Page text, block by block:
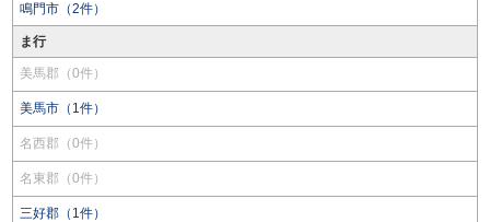
鳴門市（2件）
ま行
美馬郡（0件）
美馬市（1件）
名西郡（0件）
名東郡（0件）
三好郡（1件）